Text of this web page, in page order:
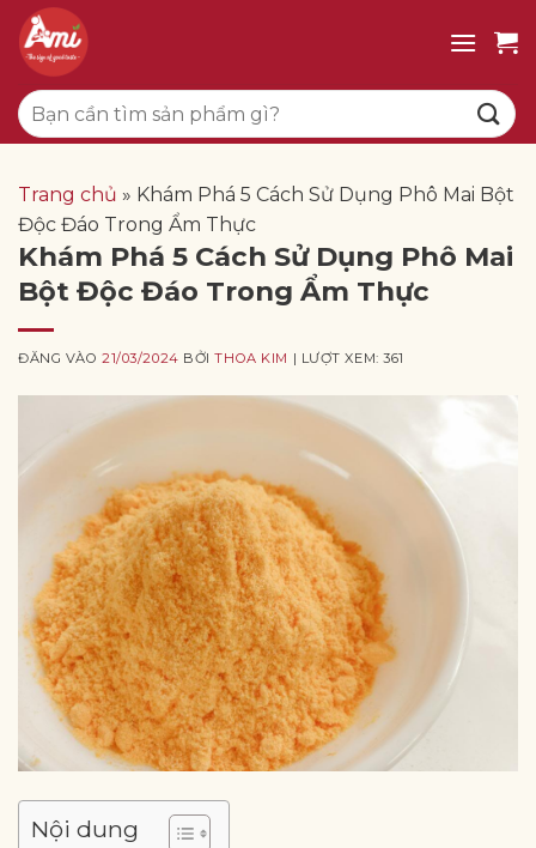
qua
dung
Tìm
kiếm:
Trang chủ » Khám Phá 5 Cách Sử Dụng Phô Mai Bột
Độc Đáo Trong Ẩm Thực
Khám Phá 5 Cách Sử Dụng Phô Mai
Bột Độc Đáo Trong Ẩm Thực
ĐĂNG VÀO21/03/2024 BỞITHOA KIM | LƯỢT XEM: 361
Nội dung